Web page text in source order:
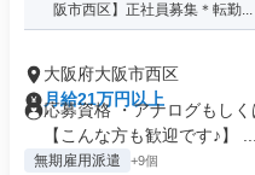
阪市西区】正社員募集＊転勤...
大阪府大阪市西区
月給21万円以上
応募資格 ・アナログもし
【こんな方も歓迎です♪】 ...
無期雇用派遣 +9個